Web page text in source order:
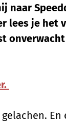
naar
lees je het
En